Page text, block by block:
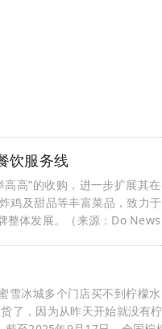
饮服务线
高”的收购，进一步扩展其
鸡及甜品等丰富菜品，致力
体发展。（来源：Do News
冰城多个门店买不到柠檬
了，因为从昨天开始就没有